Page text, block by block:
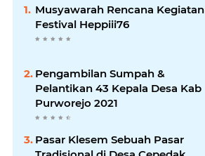
Musyawarah Rencana Kegiatan
Festival Heppiii76
Pengambilan Sumpah &
Pelantikan 43 Kepala Desa Kab
Purworejo 2021
Pasar Klesem Sebuah Pasar